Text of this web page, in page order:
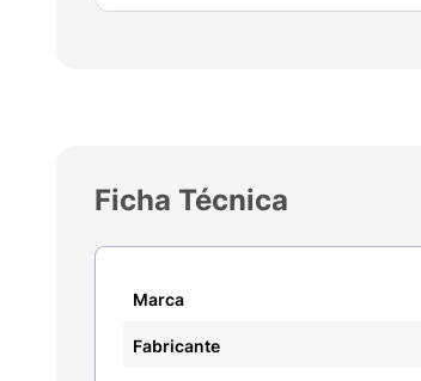
Ficha Técnica
Marca
Fabricante